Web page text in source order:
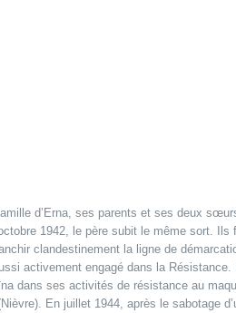
d’Erna, ses parents et ses deux
1942, le père subit le même sort. Ils
clandestinement la ligne de
activement engagé dans la
dans ses activités de résistance au
En juillet 1944, après le sabotage